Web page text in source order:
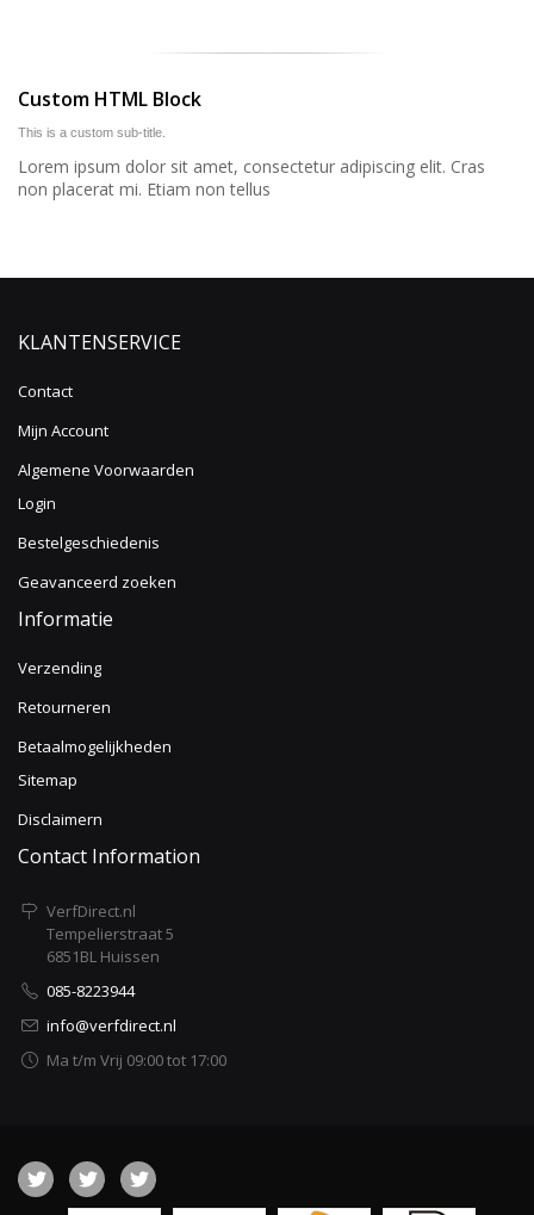
Custom HTML Block
This is a custom sub-title.
Lorem ipsum dolor sit amet, consectetur adipiscing elit. Cras
non placerat mi. Etiam non tellus
KLANTENSERVICE
Contact
Mijn Account
Algemene Voorwaarden
Login
Bestelgeschiedenis
Geavanceerd zoeken
Informatie
Verzending
Retourneren
Betaalmogelijkheden
Sitemap
Disclaimern
Contact Information
VerfDirect.nl
Tempelierstraat 5
6851BL Huissen
085-8223944
info@verfdirect.nl
Ma t/m Vrij 09:00 tot 17:00